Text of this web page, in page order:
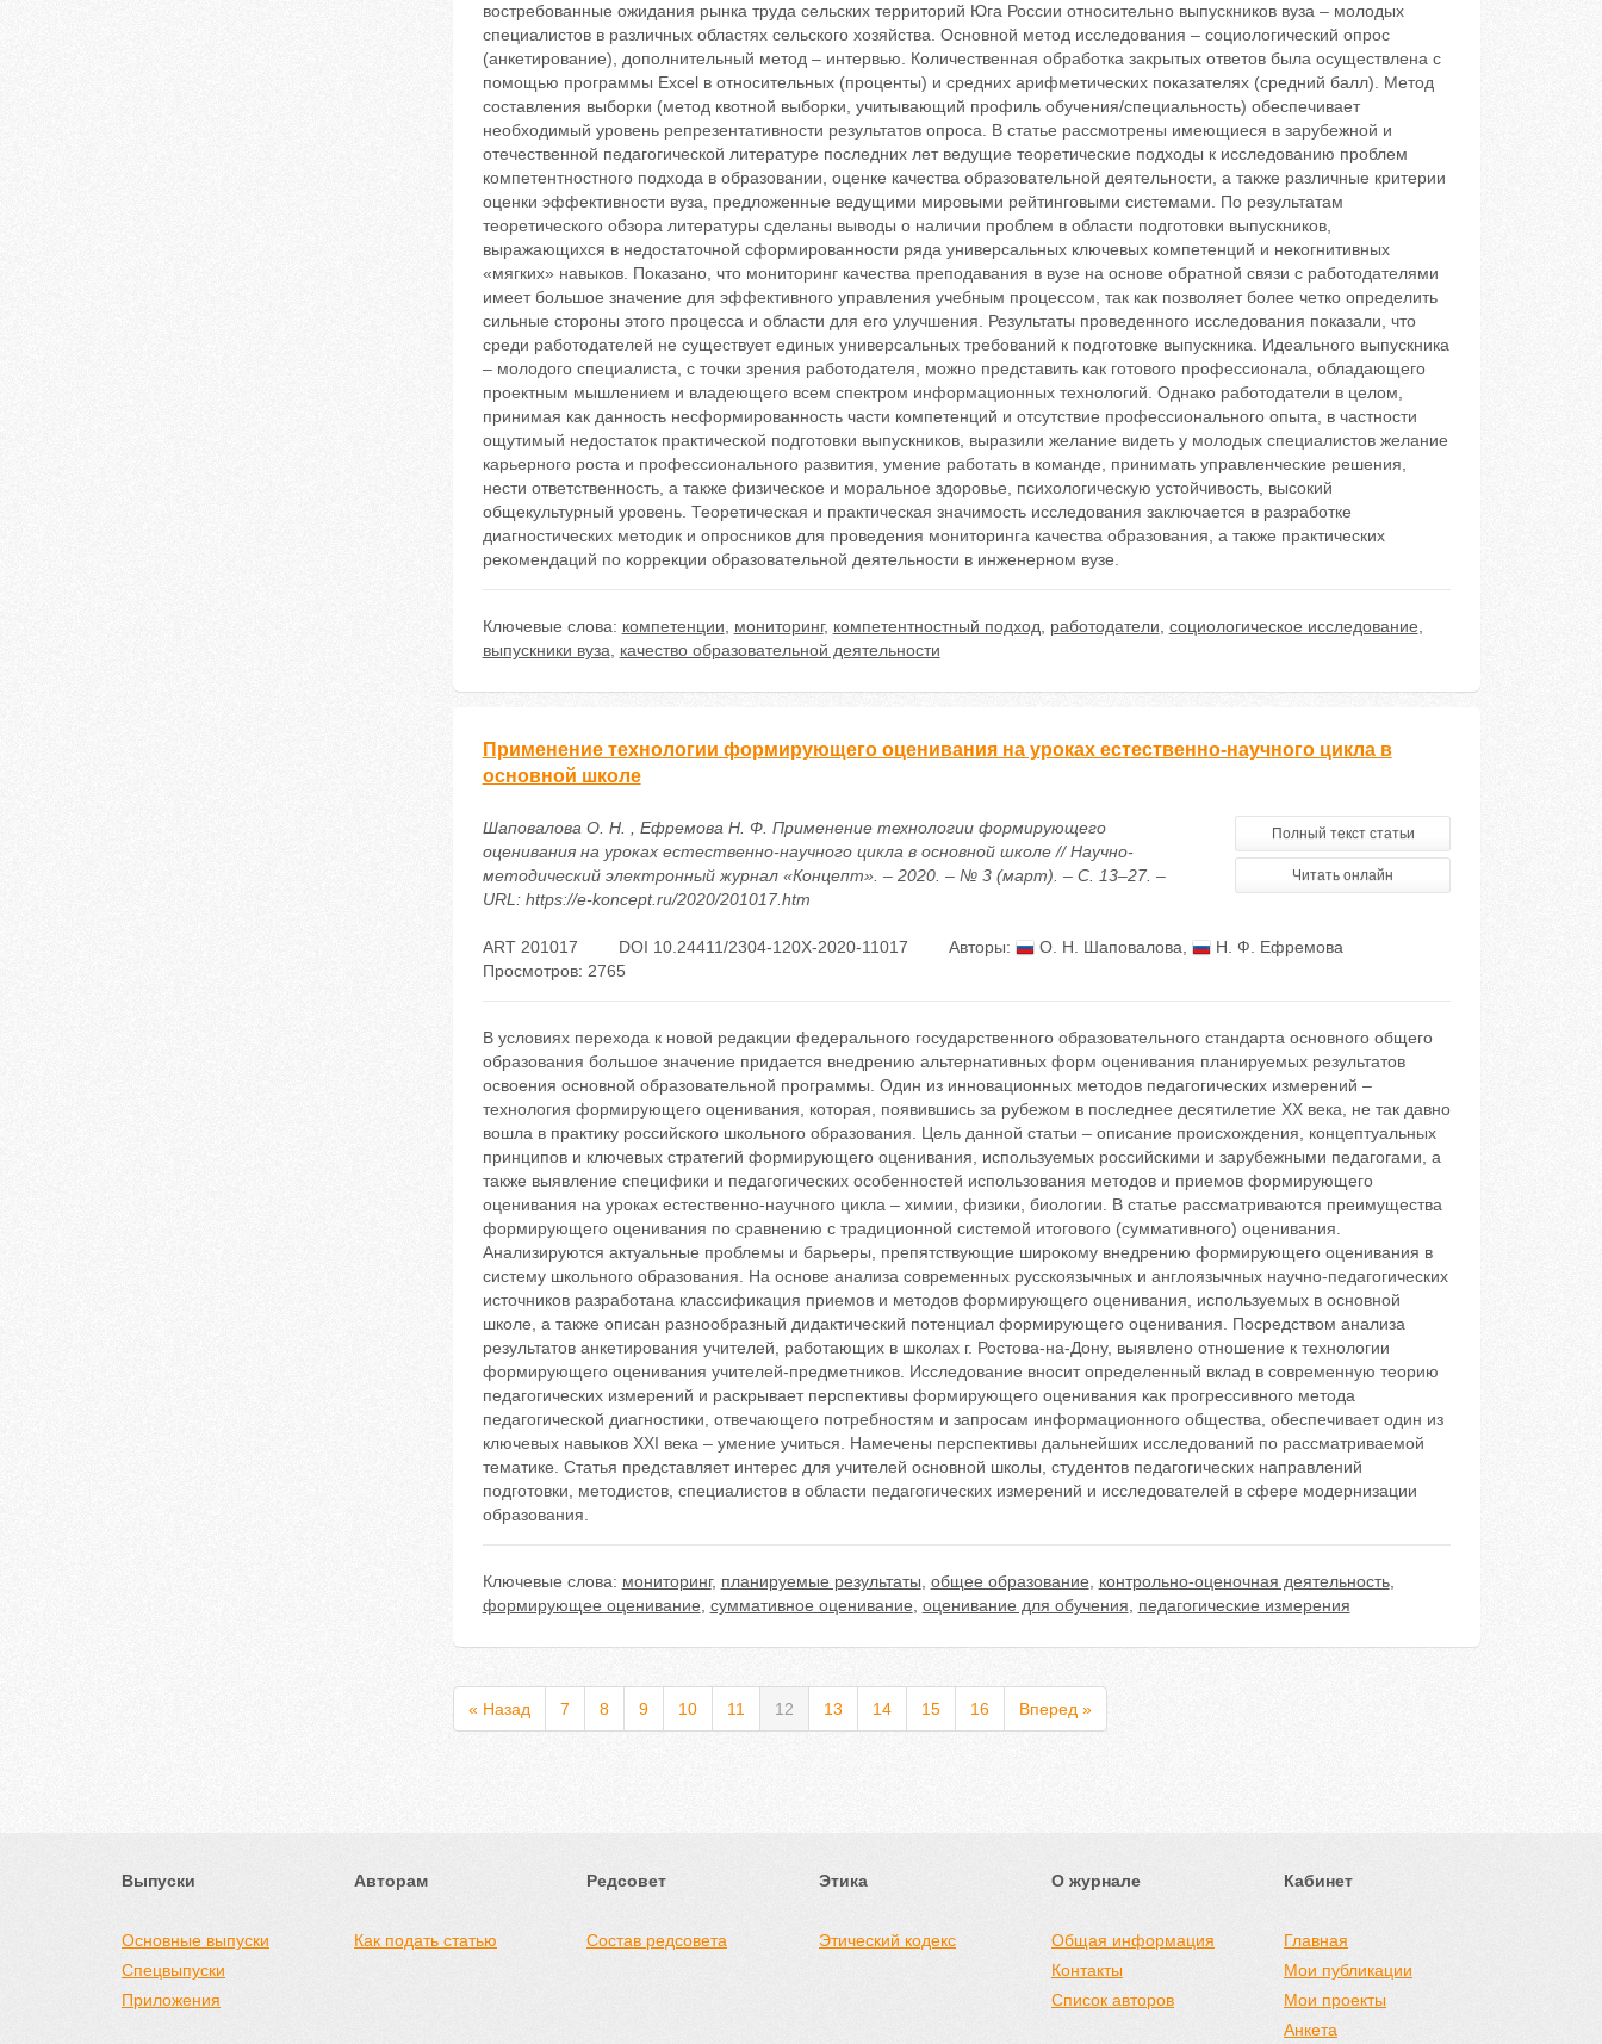
востребованные ожидания рынка труда сельских территорий Юга России относительно выпускников вуза – молодых
специалистов в различных областях сельского хозяйства. Основной метод исследования – социологический опрос
(анкетирование), дополнительный метод – интервью. Количественная обработка закрытых ответов была осуществлена с
помощью программы Excel в относительных (проценты) и средних арифметических показателях (средний балл). Метод
составления выборки (метод квотной выборки, учитывающий профиль обучения/специальность) обеспечивает
необходимый уровень репрезентативности результатов опроса. В статье рассмотрены имеющиеся в зарубежной и
отечественной педагогической литературе последних лет ведущие теоретические подходы к исследованию проблем
компетентностного подхода в образовании, оценке качества образовательной деятельности, а также различные критерии
оценки эффективности вуза, предложенные ведущими мировыми рейтинговыми системами. По результатам
теоретического обзора литературы сделаны выводы о наличии проблем в области подготовки выпускников,
выражающихся в недостаточной сформированности ряда универсальных ключевых компетенций и некогнитивных
«мягких» навыков. Показано, что мониторинг качества преподавания в вузе на основе обратной связи с работодателями
имеет большое значение для эффективного управления учебным процессом, так как позволяет более четко определить
сильные стороны этого процесса и области для его улучшения. Результаты проведенного исследования показали, что
среди работодателей не существует единых универсальных требований к подготовке выпускника. Идеального выпускника
– молодого специалиста, с точки зрения работодателя, можно представить как готового профессионала, обладающего
проектным мышлением и владеющего всем спектром информационных технологий. Однако работодатели в целом,
принимая как данность несформированность части компетенций и отсутствие профессионального опыта, в частности
ощутимый недостаток практической подготовки выпускников, выразили желание видеть у молодых специалистов желание
карьерного роста и профессионального развития, умение работать в команде, принимать управленческие решения,
нести ответственность, а также физическое и моральное здоровье, психологическую устойчивость, высокий
общекультурный уровень. Теоретическая и практическая значимость исследования заключается в разработке
диагностических методик и опросников для проведения мониторинга качества образования, а также практических
рекомендаций по коррекции образовательной деятельности в инженерном вузе.
Ключевые слова: компетенции мониторинг, компетентностный подход работодатели социологическое исследование
выпускники вуза
качество образовательной деятельности
Применение технологии формирующего оценивания на уроках естественно-научного цикла в
основной школе
Шаповалова О. Н. , Ефремова Н. Ф. Применение технологии формирующего
оценивания на уроках естественно-научного цикла в основной школе // Научно-
методический электронный журнал «Концепт». – 2020. – № 3 (март). – С. 13–27. –
URL: https://e-koncept.ru/2020/201017.htm
Полный текст статьи
Читать онлайн
ART 201017 DOI 10.24411/2304-120X-2020-11017 Авторы: О. Н. Шаповалова
Н. Ф. Ефремова
Просмотров: 2765
В условиях перехода к новой редакции федерального государственного образовательного стандарта основного общего
образования большое значение придается внедрению альтернативных форм оценивания планируемых результатов
освоения основной образовательной программы. Один из инновационных методов педагогических измерений –
технология формирующего оценивания, которая, появившись за рубежом в последнее десятилетие ХХ века, не так давно
вошла в практику российского школьного образования. Цель данной статьи – описание происхождения, концептуальных
принципов и ключевых стратегий формирующего оценивания, используемых российскими и зарубежными педагогами, а
также выявление специфики и педагогических особенностей использования методов и приемов формирующего
оценивания на уроках естественно-научного цикла – химии, физики, биологии. В статье рассматриваются преимущества
формирующего оценивания по сравнению с традиционной системой итогового (суммативного) оценивания.
Анализируются актуальные проблемы и барьеры, препятствующие широкому внедрению формирующего оценивания в
систему школьного образования. На основе анализа современных русскоязычных и англоязычных научно-педагогических
источников разработана классификация приемов и методов формирующего оценивания, используемых в основной
школе, а также описан разнообразный дидактический потенциал формирующего оценивания. Посредством анализа
результатов анкетирования учителей, работающих в школах г. Ростова-на-Дону, выявлено отношение к технологии
формирующего оценивания учителей-предметников. Исследование вносит определенный вклад в современную теорию
педагогических измерений и раскрывает перспективы формирующего оценивания как прогрессивного метода
педагогической диагностики, отвечающего потребностям и запросам информационного общества, обеспечивает один из
ключевых навыков XXI века – умение учиться. Намечены перспективы дальнейших исследований по рассматриваемой
тематике. Статья представляет интерес для учителей основной школы, студентов педагогических направлений
подготовки, методистов, специалистов в области педагогических измерений и исследователей в сфере модернизации
образования.
Ключевые слова: мониторинг, планируемые результаты общее образование контрольно-оценочная деятельность,
формирующее оценивание суммативное оценивание оценивание для обучения педагогические измерения
« Назад 7 8 9 10 11 12 13 14 15 16 Вперед »
Выпуски
Основные выпуски
Спецвыпуски
Приложения
Авторам
Как подать статью
Редсовет
Состав редсовета
Этика
Этический кодекс
О журнале
Общая информация
Контакты
Список авторов
Кабинет
Главная
Мои публикации
Мои проекты
Анкета